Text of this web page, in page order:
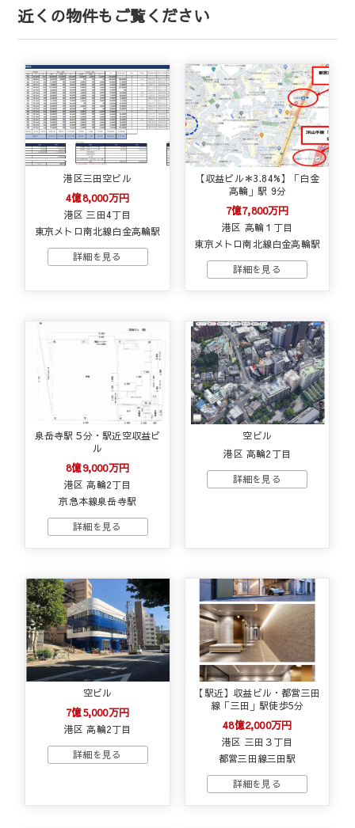
近くの物件もご覧ください
港区三田空ビル
4億8,000万円
港区 三田4丁目
東京メトロ南北線白金高輪駅
【収益ビル＊3.84%】「白金
高輪」駅 9分
7億7,800万円
港区 高輪１丁目
東京メトロ南北線白金高輪駅
泉岳寺駅５分・駅近空収益ビ
ル
8億9,000万円
港区 高輪2丁目
京急本線泉岳寺駅
空ビル
港区 高輪2丁目
空ビル
7億5,000万円
港区 高輪2丁目
【駅近】収益ビル・都営三田
線「三田」駅徒歩5分
48億2,000万円
港区 三田３丁目
都営三田線三田駅